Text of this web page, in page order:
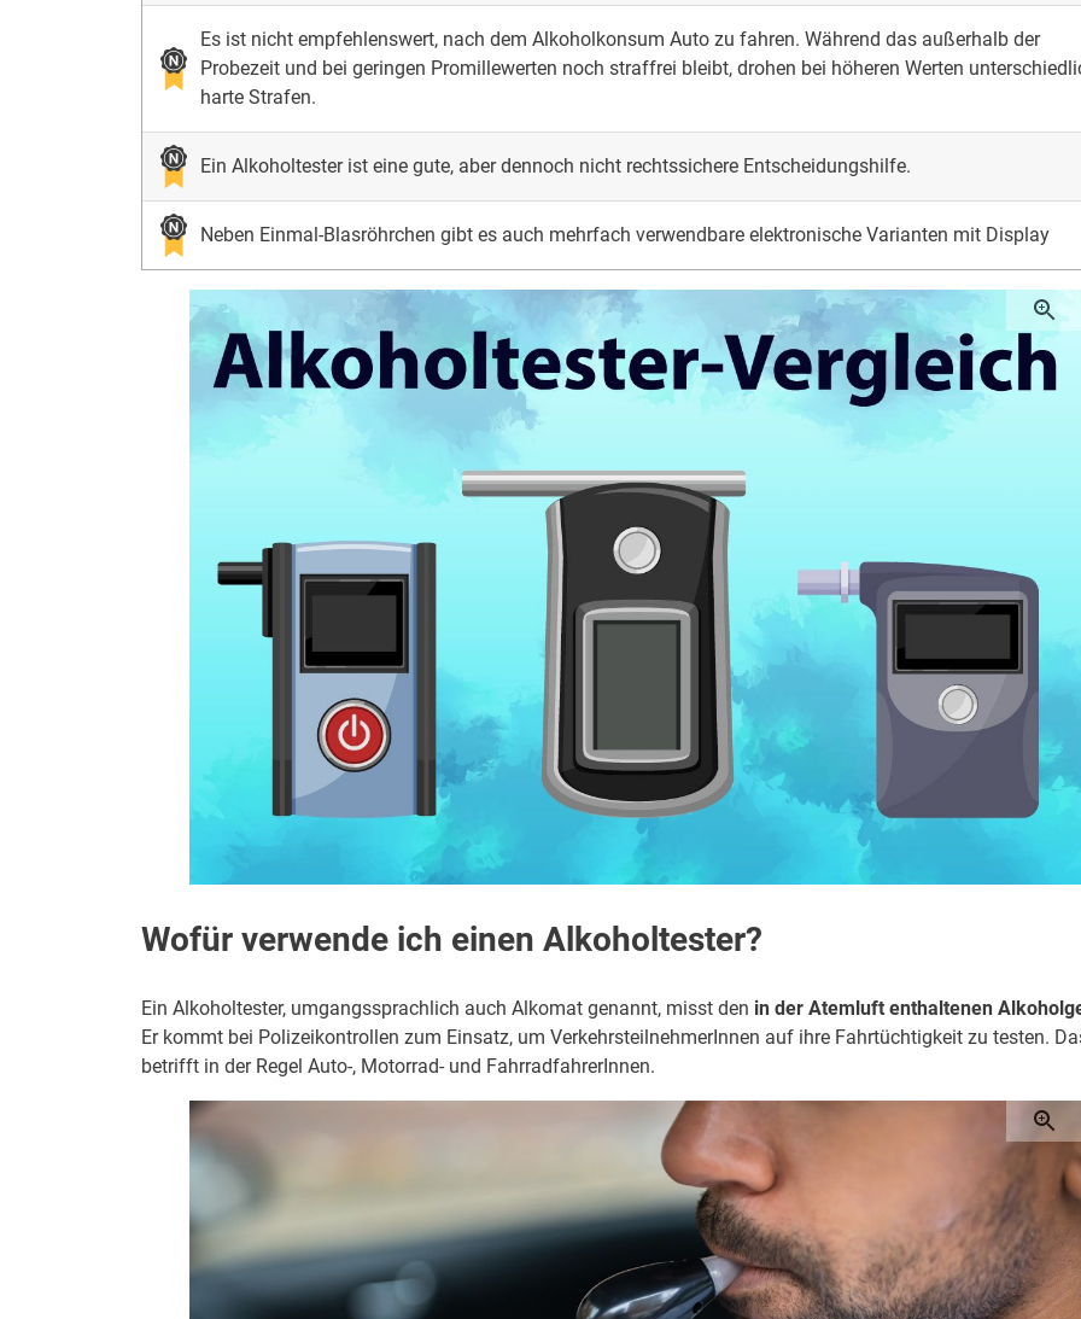
Es ist nicht empfehlenswert, nach dem Alkoholkonsum Auto zu fahren. Während das außerhalb der
Probezeit und bei geringen Promillewerten noch straffrei bleibt, drohen bei höheren Werten
harte Strafen.
Ein Alkoholtester ist eine gute, aber dennoch nicht rechtssichere Entscheidungshilfe.
Neben Einmal-Blasröhrchen gibt es auch mehrfach verwendbare elektronische Varianten mit Display
Wofür verwende ich einen Alkoholtester?
Ein Alkoholtester, umgangssprachlich auch Alkomat genannt, misst den in der Atemluft enthaltenen
Er kommt bei Polizeikontrollen zum Einsatz, um VerkehrsteilnehmerInnen auf ihre Fahrtüchtigkeit zu testen.
betrifft in der Regel Auto-, Motorrad- und FahrradfahrerInnen.